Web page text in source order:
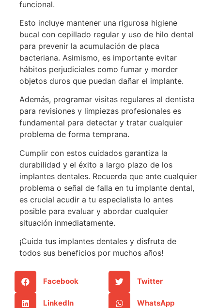
funcional.
Esto incluye mantener una rigurosa higiene
bucal con cepillado regular y uso de hilo dental
para prevenir la acumulación de placa
bacteriana. Asimismo, es importante evitar
hábitos perjudiciales como fumar y morder
objetos duros que puedan dañar el implante.
Además, programar visitas regulares al dentista
para revisiones y limpiezas profesionales es
fundamental para detectar y tratar cualquier
problema de forma temprana.
Cumplir con estos cuidados garantiza la
durabilidad y el éxito a largo plazo de los
implantes dentales. Recuerda que ante cualquier
problema o señal de falla en tu implante dental,
es crucial acudir a tu especialista lo antes
posible para evaluar y abordar cualquier
situación inmediatamente.
¡Cuida tus implantes dentales y disfruta de
todos sus beneficios por muchos años!
Facebook Twitter
LinkedIn WhatsApp